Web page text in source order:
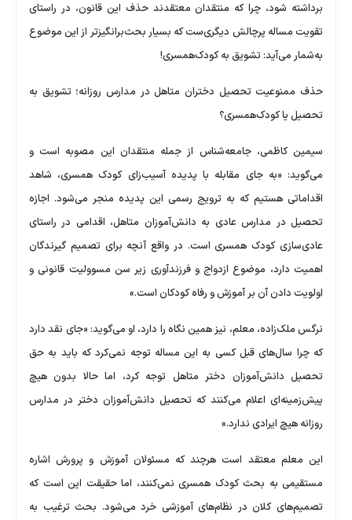
برداشته شود، چرا که منتقدان معتقدند حذف این قانون، در راستای
تقویت مساله پرچالش دیگری‌ست که بسیار بحث‌برانگیزتر از این موضوع
به‌شمار می‌آید: تشویق به کودک‌همسری!
حذف ممنوعیت تحصیل دختران متاهل در مدارس روزانه؛ تشویق به
تحصیل یا کودک‌همسری؟
سیمین کاظمی، جامعه‌شناس از جمله منتقدان این مصوبه است و
می‌گوید: «به جای مقابله با پدیده آسیب‌زای کودک همسری، شاهد
اقداماتی هستیم که به ترویج رسمی این پدیده منجر می‌شود. اجازه
تحصیل در مدارس عادی به دانش‌آموزان متاهل، اقدامی در راستای
عادی‌سازی کودک همسری است. در واقع آنچه برای تصمیم گیرندگان
اهمیت دارد، موضوع ازدواج و فرزندآوری زیر سن مسوولیت قانونی و
اولویت دادن آن بر آموزش و رفاه کودکان است.»
نرگس ملک‌زاده، معلم، نیز همین نگاه را دارد، او می‌گوید: «جای نقد دارد
که چرا سال‌های قبل کسی به این مساله توجه نمی‌کرد که باید به حق
تحصیل دانش‌آموزان دختر متاهل توجه کرد، اما حالا بدون هیچ
پیش‌زمینه‌ای اعلام می‌کنند که تحصیل دانش‌آموزان دختر در مدارس
روزانه هیچ ایرادی ندارد.»
این معلم معتقد است هرچند که مسئولان آموزش و پرورش اشاره
مستقیمی به بحث کودک همسری نمی‌کنند، اما حقیقت این است که
تصمیم‌های کلان در نظام‌های آموزشی خرد می‌شود. بحث ترغیب به